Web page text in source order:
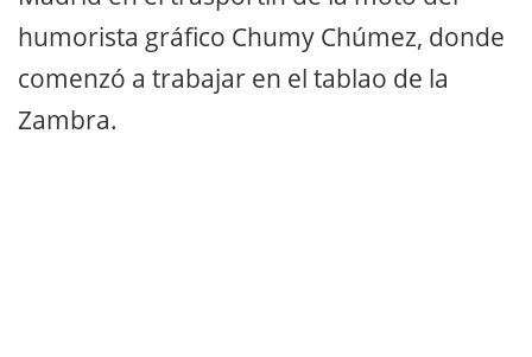
humorista gráfico Chumy Chúmez, donde
comenzó a trabajar en el tablao de la
Zambra.